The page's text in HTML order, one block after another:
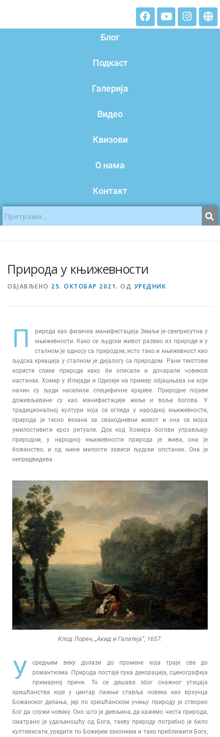
Блог
Подкаст
Галерија
Видео
Квизови
О нама
Контакт
Природа у књижевности
ОБЈАВЉЕНО 25. ОКТОБАР 2021. ОД УРЕДНИК
П
рирода као физичка манифестација Земље је свеприсутна у
књижевности. Како се људски живот развио из природе и у
сталном је односу са природом, исто тако и књижевност као
људска креација у сталном је дијалогу са природом. Рани текстови
користе слике природе како би описали и дочарали човеков
настанак. Хомер у Илијади и Одисеји на пример објашњава на који
начин су људи населили специфичне крајеве. Природне појаве
доживљаване су као манифестације жеље и воље богова. У
традиционалној култури која се огледа у народној књижевности,
природа је тесно везана за свакодневни живот и она се мора
умилостивити кроз ритуале. Док код Хомера богови управљају
природом, у народној књижевности природа је жива, она је
божанство, и од њене милости зависи људски опстанак. Она је
непредвидива.
Клод Лорен, „Акид и Галатеја“, 1657.
У
средњем веку долази до промене која траје све до
романтизма. Природа постаје пука декорација, сценографија
примарној причи. То се дешава због снажног утицаја
хришћанства које у центар пажње ставља човека као врхунца
Божанског делања, јер по хришћанском учењу природу је створио
Бог да служи човеку. Оно што је дивљина, да кажемо чиста природа,
сматрано је удаљеношћу од Бога, такву природу потребно је било
култивисати, уредити по Божијим законима и тако приближити Богу,